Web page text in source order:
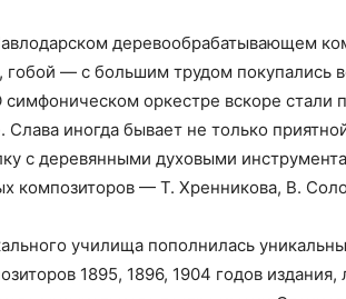
деревообрабатывающем
— с большим трудом покупались
оркестре вскоре стали
Слава иногда бывает не только
с деревянными духовыми
композиторов — Т. Хренникова, В.
училища пополнилась
1895, 1896, 1904 годов